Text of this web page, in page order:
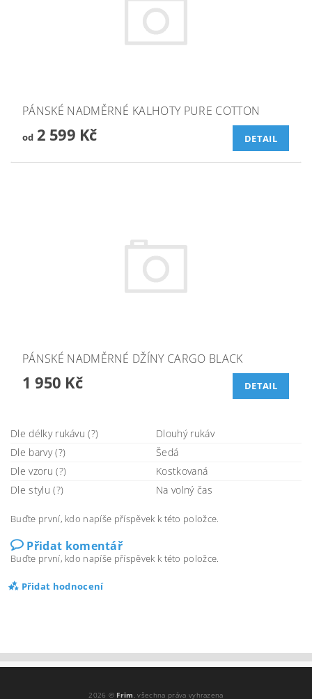
PÁNSKÉ NADMĚRNÉ KALHOTY PURE COTTON
od2 599 Kč DETAIL
PÁNSKÉ NADMĚRNÉ DŽÍNY CARGO BLACK
1 950 Kč DETAIL
Dle délky rukávu (?)
Dlouhý rukáv
Dle barvy (?)
Šedá
Dle vzoru (?)
Kostkovaná
Dle stylu (?)
Na volný čas
Buďte první, kdo napíše příspěvek k této položce.
Přidat komentář
Buďte první, kdo napíše příspěvek k této položce.
Přidat hodnocení
2026 © Frim , všechna práva vyhrazena